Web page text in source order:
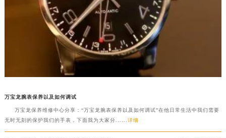
万宝龙腕表保养以及如何调试
万宝龙保养维修中心分享：“万宝龙腕表保养以及如何调试”在他日常生活中我们需要
无时无刻的保护我们的手表，下面我为大家分...... 详细